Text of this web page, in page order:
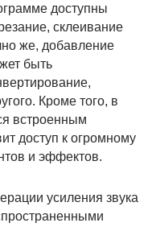
доступны
склеивание
же, добавление
быть
Кроме того, в
встроенным
доступ к огромному
и эффектов.
усиления звука